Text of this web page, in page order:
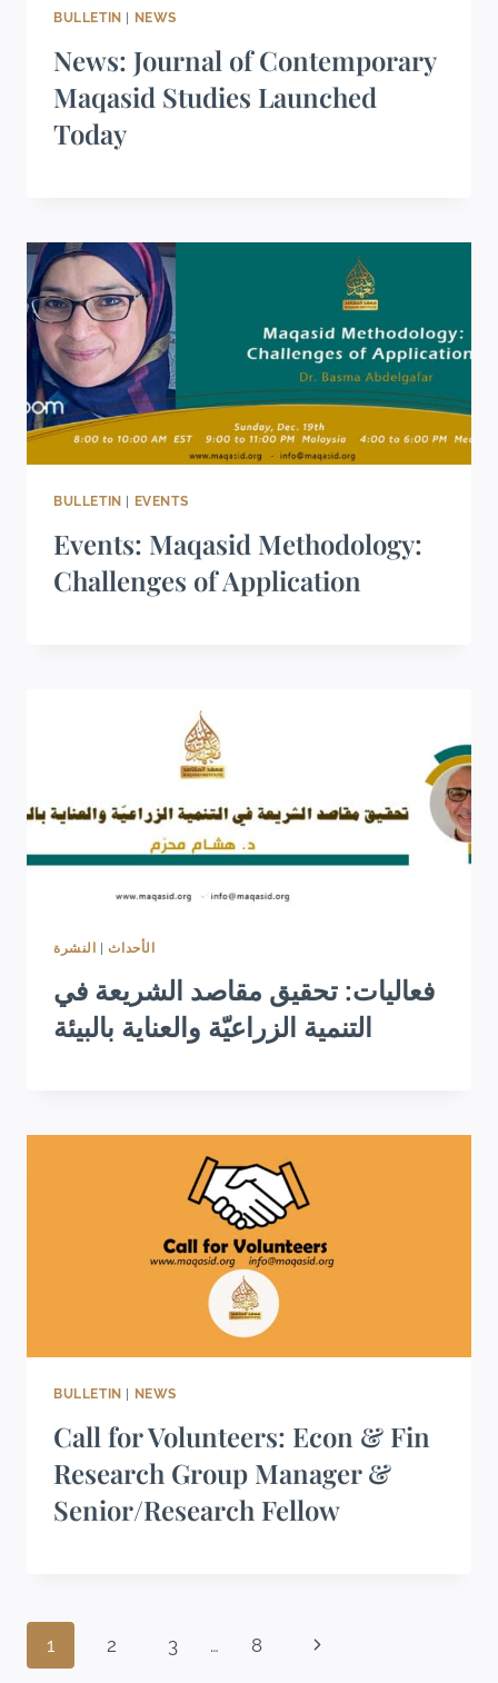
BULLETIN | NEWS
News: Journal of Contemporary
Maqasid Studies Launched
Today
BULLETIN | EVENTS
Events: Maqasid Methodology:
Challenges of Application
الأحداث| النشرة
فعاليات: تحقيق مقاصد الشريعة في
التنمية الزراعيّة والعناية بالبيئة
BULLETIN NEWS
Call for Volunteers: Econ & Fin
Research Group Manager &
Senior/Research Fellow
1 2 3 … 8